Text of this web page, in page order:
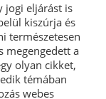
jogi eljárást is
kiszúrja és
természetesen
megengedett a
olyan cikket,
témában
webes